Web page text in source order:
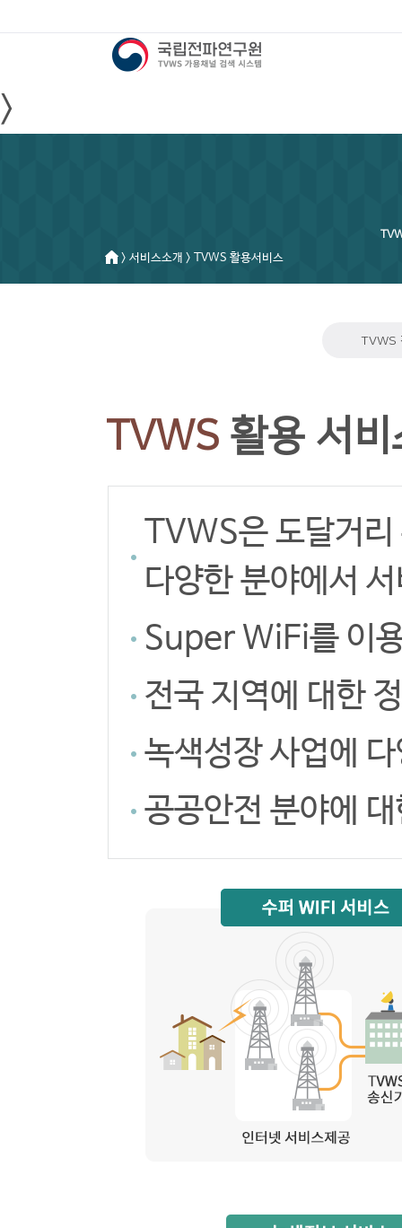
>
> 서비스소개 > TVWS 활용서비스
TVWS
TVWS 활용 서비
TVWS은 도달거리
다양한 분야에서
Super WiFi를 이
전국 지역에 대한
녹색성장 사업에
공공안전 분야에